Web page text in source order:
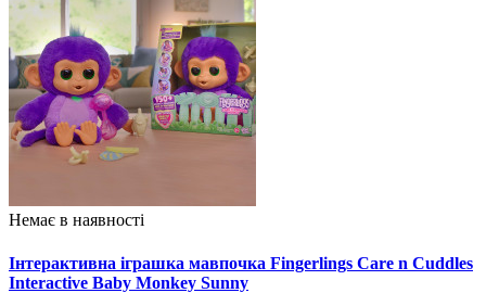
Немає в наявності
Інтерактивна іграшка мавпочка Fingerlings Care n Cuddles
Interactive Baby Monkey Sunny